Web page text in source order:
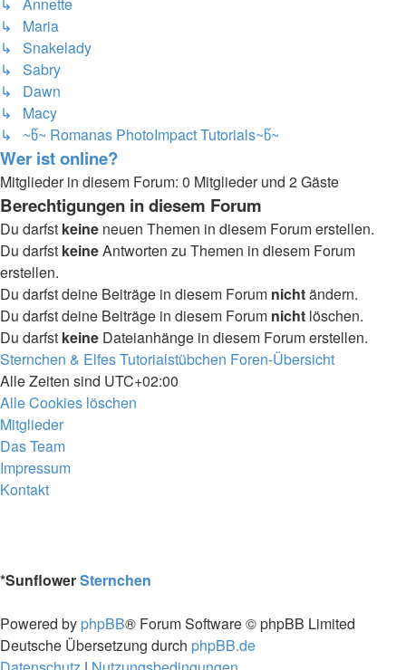
↳ Maria
↳ Snakelady
↳ Sabry
↳ Dawn
↳ Macy
↳ ~წ~ Romanas PhotoImpact Tutorials~წ~
Wer ist online?
Mitglieder in diesem Forum: 0 Mitglieder und 2 Gäste
Berechtigungen in diesem Forum
Du darfst keine neuen Themen in diesem Forum erstellen.
Du darfst keineAntworten zu Themen in diesem Forum
erstellen.
Du darfst deine Beiträge in diesem Forum nichtändern.
Du darfst deine Beiträge in diesem Forum nicht löschen.
Du darfst keine Dateianhänge in diesem Forum erstellen.
Sternchen & Elfes Tutorialstübchen Foren-Übersicht
Alle Zeiten sind UTC+02:00
Alle Cookies löschen
Mitglieder
Das Team
Impressum
Kontakt
*SunflowerSternchen
Powered by phpBB® Forum Software © phpBB Limited
Deutsche Übersetzung durch phpBB.de